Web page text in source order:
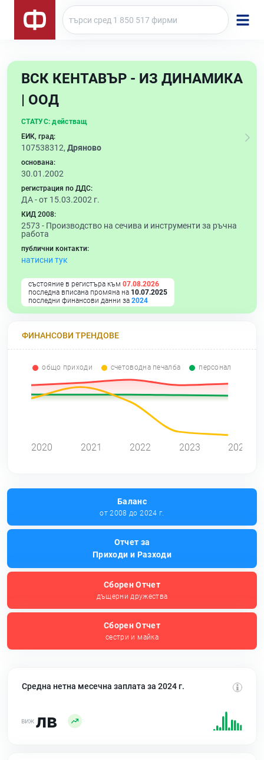
ВСК КЕНТАВЪР - ИЗ ДИНАМИКА
| ООД
СТАТУС: действащ
ЕИК, град:
107538312, Дряново
основана:
30.01.2002
регистрация по ДДС:
ДА - от 15.03.2002 г.
КИД 2008:
2573 - Производство на сечива и инструменти за ръчна
работа
публични контакти:
натисни тук
състояние в регистъра към 07.08.2026
последна вписана промяна на 10.07.2025
последни финансови данни за 2024
ФИНАНСОВИ ТРЕНДОВЕ
общо приходи счетоводна печалба персонал
2020 2021 2022 2023 2024
Баланс
от 2008 до 2024 г.
Отчет за
Приходи и Разходи
Сборен Отчет
дъщерни дружества
Сборен Отчет
сестри и майка
Средна нетна месечна заплата за 2024 г.
лв